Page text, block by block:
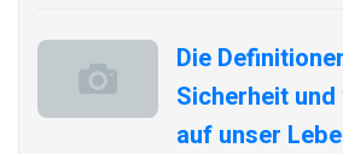
Die
Sicherheit
auf unser